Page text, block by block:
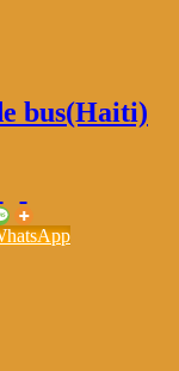
bus(Haiti)